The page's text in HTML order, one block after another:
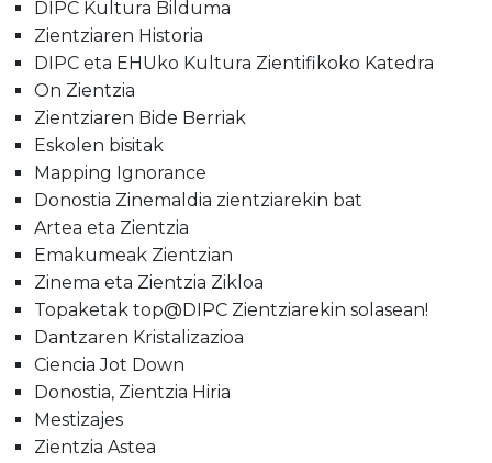
DIPC Kultura Bilduma
Zientziaren Historia
DIPC eta EHUko Kultura Zientifikoko Katedra
On Zientzia
Zientziaren Bide Berriak
Eskolen bisitak
Mapping Ignorance
Donostia Zinemaldia zientziarekin bat
Artea eta Zientzia
Emakumeak Zientzian
Zinema eta Zientzia Zikloa
Topaketak top@DIPC Zientziarekin solasean!
Dantzaren Kristalizazioa
Ciencia Jot Down
Donostia, Zientzia Hiria
Mestizajes
Zientzia Astea